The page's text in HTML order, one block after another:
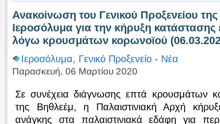
Ανακοίνωση του Γενικού Προξενείου
Ιεροσόλυμα για την κήρυξη κατάστασης
λόγω κρουσμάτων κορωνοϊού
Ιεροσόλυμα, Γενικό Προξενείο - Νέα
Παρασκευή, 06 Μαρτίου 2020
Σε συνέχεια διάγνωσης επτά κρουσμάτων
της Βηθλεέμ, η Παλαιστινιακή Αρχή
ανάγκης στα παλαιστινιακά εδάφη για